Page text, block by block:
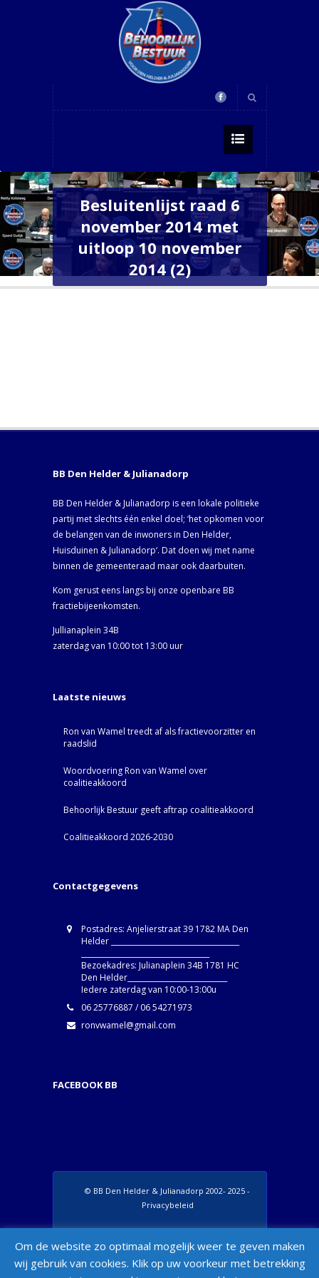
Besluitenlijst raad 6
november 2014 met
uitloop 10 november
2014 (2)
BB Den Helder & Julianadorp
BB Den Helder & Julianadorp is een lokale politieke
partij met slechts één enkel doel; ‘het opkomen voor
de belangen van de inwoners in Den Helder,
Huisduinen & Julianadorp‘. Dat doen wij met name
binnen de gemeenteraad maar ook daarbuiten.
Kom gerust eens langs bij onze openbare BB
fractiebijeenkomsten.
Jullianaplein 34B
zaterdag van 10:00 tot 13:00 uur
Laatste nieuws
Ron van Wamel treedt af als fractievoorzitter en
raadslid
Woordvoering Ron van Wamel over
coalitieakkoord
Behoorlijk Bestuur geeft aftrap coalitieakkoord
Coalitieakkoord 2026-2030
Contactgegevens
Postadres: Anjelierstraat 39 1782 MA Den
Helder ____________________________________
Bezoekadres: Julianaplein 34B 1781 HC
Den Helder____________________________
Iedere zaterdag van 10:00-13:00u
06 25776887 / 06 54271973
ronvwamel@gmail.com
FACEBOOK BB
© BB Den Helder & Julianadorp 2002- 2025 -
Privacybeleid
Appearance > Menus > "Manage Locations"
Om de website zo optimaal mogelijk weer te geven maken
wij gebruik van cookies. Klik op uw voorkeur met betrekking